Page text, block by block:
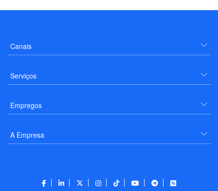
Canais
Serviços
Empregos
A Empresa